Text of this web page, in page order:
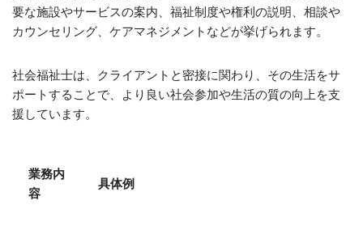
要な施設やサービスの案内、福祉制度や権利の説明、相談や
カウンセリング、ケアマネジメントなどが挙げられます。
社会福祉士は、クライアントと密接に関わり、その生活をサ
ポートすることで、より良い社会参加や生活の質の向上を支
援しています。
業務内
容
具体例